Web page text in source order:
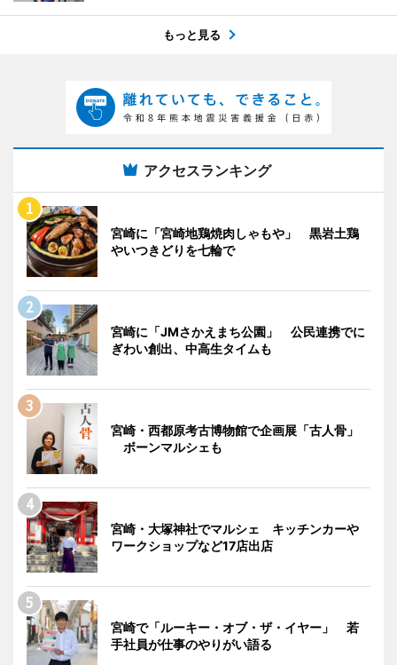
もっと見る
アクセスランキング
宮崎に「宮崎地鶏焼肉しゃもや」 黒岩土鶏
やいつきどりを七輪で
宮崎に「JMさかえまち公園」 公民連携でに
ぎわい創出、中高生タイムも
宮崎・西都原考古博物館で企画展「古人骨」
ボーンマルシェも
宮崎・大塚神社でマルシェ キッチンカーや
ワークショップなど17店出店
宮崎で「ルーキー・オブ・ザ・イヤー」 若
手社員が仕事のやりがい語る